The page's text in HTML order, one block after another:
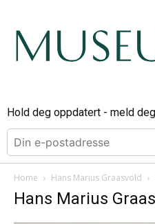
Hold deg oppdatert - meld
Home Hans Marius Graasvold
Hans Marius